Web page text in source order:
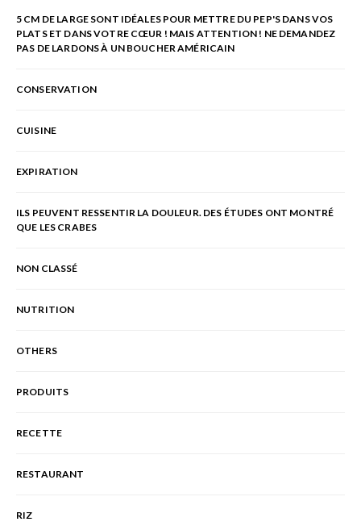
5 CM DE LARGE SONT IDÉALES POUR METTRE DU PEP'S DANS VOS
PLATS ET DANS VOTRE CŒUR ! MAIS ATTENTION ! NE DEMANDEZ
PAS DE LARDONS À UN BOUCHER AMÉRICAIN
CONSERVATION
CUISINE
EXPIRATION
ILS PEUVENT RESSENTIR LA DOULEUR. DES ÉTUDES ONT MONTRÉ
QUE LES CRABES
NON CLASSÉ
NUTRITION
OTHERS
PRODUITS
RECETTE
RESTAURANT
RIZ